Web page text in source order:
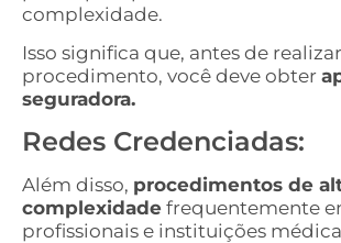
complexidade.
Isso significa que, antes de
procedimento, você deve obter
seguradora.
Redes Credenciadas:
Além disso, procedimentos de
complexidade frequentemente
profissionais e instituições